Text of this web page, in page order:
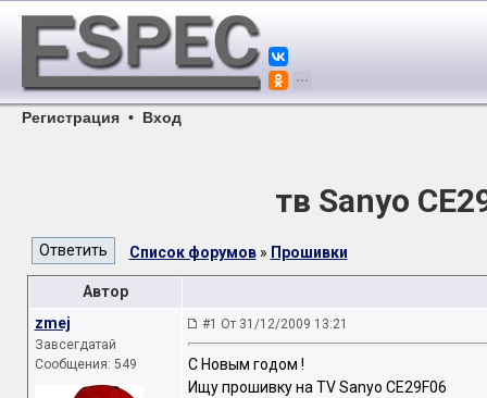
Регистрация • Вход
тв Sanyo
Список форумов» Прошивки
Автор
zmej
Завсегдатай
Сообщения: 549
#1 От 31/12/2009 13:21
С Новым годом !
Ищу прошивку на TV Sanyo CE29F06